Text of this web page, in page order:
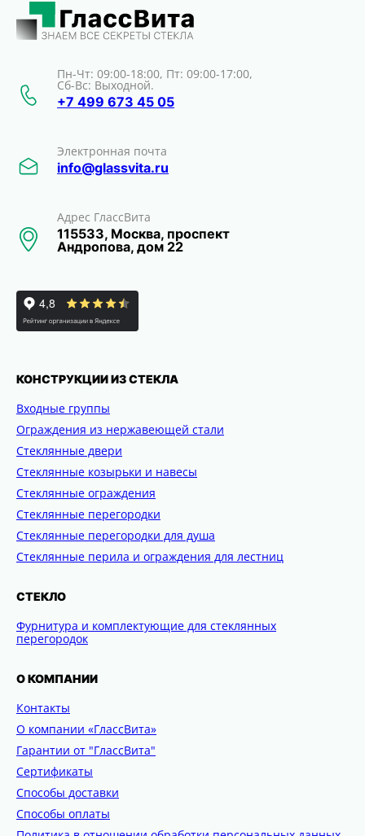
Пн-Чт: 09:00-18:00, Пт: 09:00-17:00,
Сб-Вс: Выходной.
+7 499 673 45 05
Электронная почта
info@glassvita.ru
Адрес ГлассВита
115533, Москва, проспект
Андропова, дом 22
КОНСТРУКЦИИ ИЗ СТЕКЛА
Входные группы
Ограждения из нержавеющей стали
Стеклянные двери
Стеклянные козырьки и навесы
Стеклянные ограждения
Стеклянные перегородки
Стеклянные перегородки для душа
Стеклянные перила и ограждения для лестниц
СТЕКЛО
Фурнитура и комплектующие для стеклянных
перегородок
О КОМПАНИИ
Контакты
О компании «ГлассВита»
Гарантии от "ГлассВита"
Сертификаты
Способы доставки
Способы оплаты